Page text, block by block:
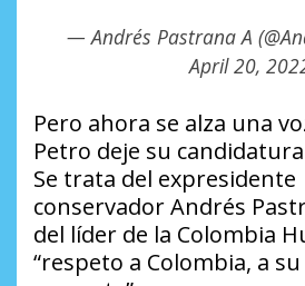
— Andrés Pastrana A
April 20,
Pero ahora se alza una
Petro deje su
Se trata del expresidente
conservador Andrés
del líder de la Colombia
“respeto a Colombia, a